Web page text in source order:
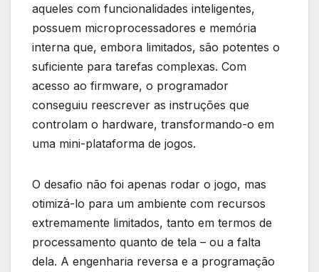
aqueles com funcionalidades inteligentes,
possuem microprocessadores e memória
interna que, embora limitados, são potentes o
suficiente para tarefas complexas. Com
acesso ao firmware, o programador
conseguiu reescrever as instruções que
controlam o hardware, transformando-o em
uma mini-plataforma de jogos.
O desafio não foi apenas rodar o jogo, mas
otimizá-lo para um ambiente com recursos
extremamente limitados, tanto em termos de
processamento quanto de tela – ou a falta
dela. A engenharia reversa e a programação